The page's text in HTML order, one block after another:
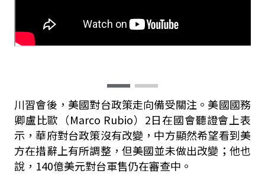
川習會後，美國對台政策走向備受關注。美國國務
卿盧比歐（Marco Rubio）2日在國會聽證會上表
示，華府對台政策沒有改變，中方顯然希望看到美
方在措辭上有所調整，但美國並未做出改變；他也
說，140億美元對台軍售仍在審查中。